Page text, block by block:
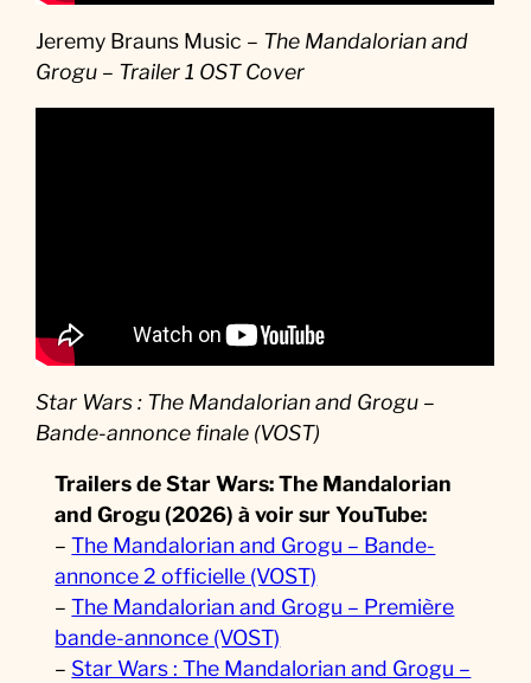
Jeremy Brauns Music – The Mandalorian and
Grogu – Trailer 1 OST Cover
Star Wars : The Mandalorian and Grogu –
Bande-annonce finale (VOST)
Trailers de Star Wars: The Mandalorian
and Grogu (2026) à voir sur YouTube:
–The Mandalorian and Grogu – Bande-
annonce 2 officielle (VOST)
–The Mandalorian and Grogu – Première
bande-annonce (VOST)
– Star Wars : The Mandalorian and Grogu –